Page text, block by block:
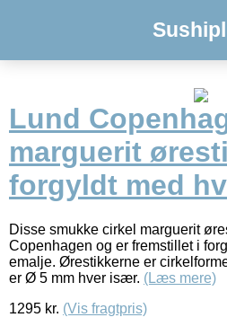
Lund
marguerit
forgyldt med
Disse smukke cirkel marguerit
Copenhagen og er fremstillet i
emalje. Ørestikkerne er
er Ø 5 mm hver især. (Læs mere)
1295 kr. (Vis fragtpris)